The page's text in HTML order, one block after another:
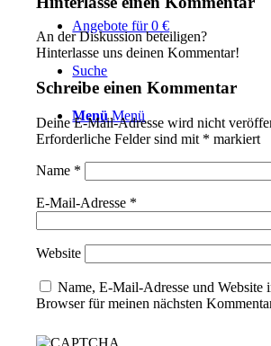
Angebote für 0 €
Suche
Menü Menü
An der Diskussion beteiligen?
Hinterlasse uns deinen Kommentar!
Schreibe einen Kommentar
Deine E-Mail-Adresse wird nicht
Erforderliche Felder sind mit * markiert
Name *
E-Mail-Adresse *
Website
Name, E-Mail-Adresse und Website
Browser für meinen nächsten